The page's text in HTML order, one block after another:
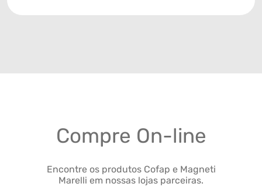
Compre On-line
Encontre os produtos Cofap e Magneti
Marelli em nossas lojas parceiras.